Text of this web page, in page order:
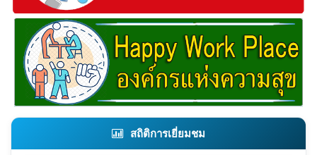
สถิติการเยี่ยมชม